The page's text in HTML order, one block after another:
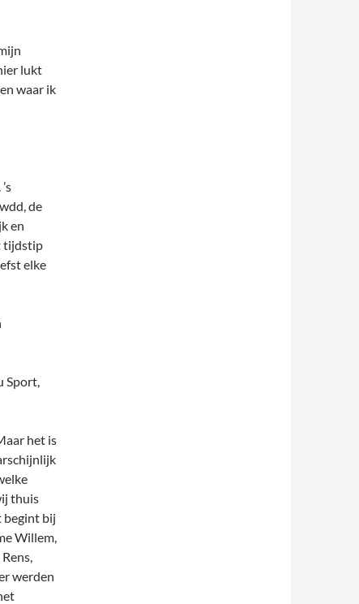
lukt
waar ik
de
en
tijdstip
elke
Sport,
het is
thuis
begint bij
Willem,
werden